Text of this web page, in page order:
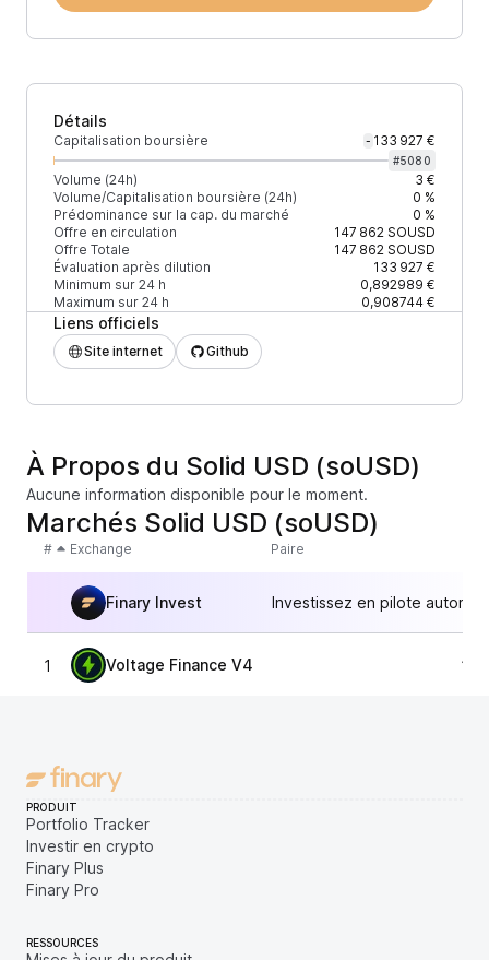
Détails
Capitalisation boursière - 133 927 €
#5080
Volume (24h)
3 €
Volume/Capitalisation boursière (24h)
0 %
Prédominance sur la cap. du marché
0 %
Offre en circulation
147 862SOUSD
Offre Totale
147 862SOUSD
Évaluation après dilution
133 927 €
Minimum sur 24 h
0,892989 €
Maximum sur 24 h
0,908744 €
Liens officiels
Site internet Github
À Propos du Solid USD (soUSD)
Aucune information disponible pour le moment.
Marchés Solid USD (soUSD)
# Exchange Paire
Finary Invest Investissez en pilote
1 Voltage Finance V4
PRODUIT
Portfolio Tracker
Investir en crypto
Finary Plus
Finary Pro
RESSOURCES